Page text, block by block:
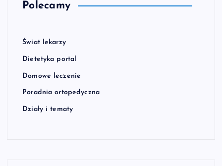
Polecamy
Świat lekarzy
Dietetyka portal
Domowe leczenie
Poradnia ortopedyczna
Działy i tematy